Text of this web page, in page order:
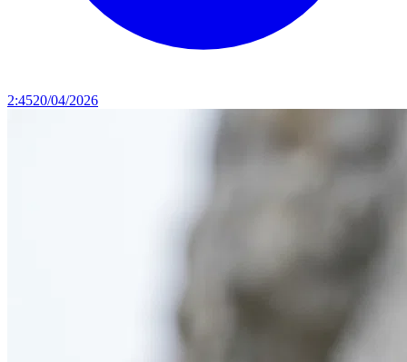
2:4520/04/2026